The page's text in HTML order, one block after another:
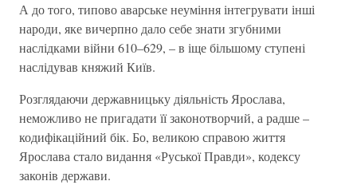
А до того, типово аварське неуміння інтегрувати інші
народи, яке вичерпно дало себе знати згубними
наслідками війни 610–629, – в іще більшому ступені
наслідував княжий Київ.
Розглядаючи державницьку діяльність Ярослава,
неможливо не пригадати її законотворчий, а радше –
кодифікаційний бік. Бо, великою справою життя
Ярослава стало видання «Руської Правди», кодексу
законів держави.